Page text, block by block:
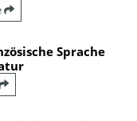
Sprache